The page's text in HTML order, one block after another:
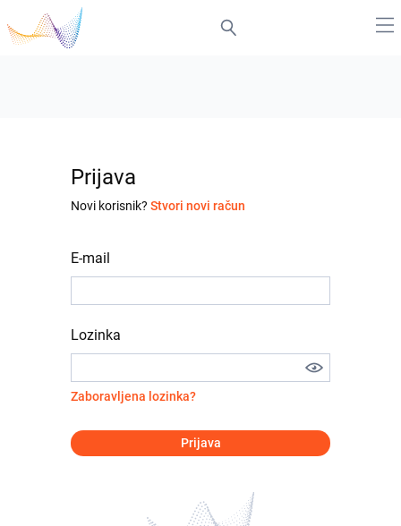
Prijava
Novi korisnik? Stvori novi račun
E-mail
Lozinka
Zaboravljena lozinka?
Prijava